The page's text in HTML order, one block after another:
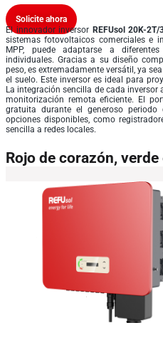
Solicite ahora
El innovador inversor REFUsol 20K-2T/
sistemas fotovoltaicos comerciales e
MPP, puede adaptarse a
individuales. Gracias a su diseño
peso, es extremadamente versátil, ya
el suelo. Este inversor es ideal para
La integración sencilla de cada inversor
monitorización remota eficiente. El
gratuita durante el generoso
opciones disponibles, como
sencilla a redes locales.
Rojo de corazón,